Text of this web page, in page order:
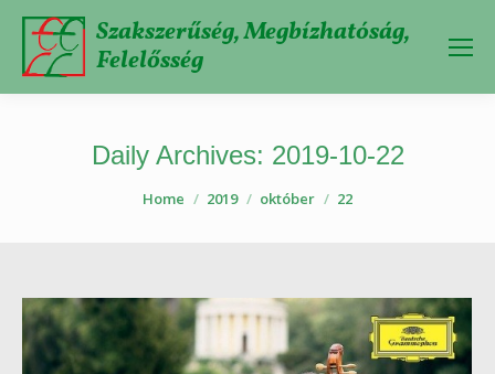
Szakszerűség, Megbízhatóság,
Felelősség
Daily Archives: 2019-10-22
Home 2019 október 22